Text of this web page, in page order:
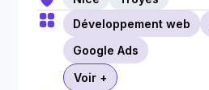
Développement web
Google Ads
Voir +